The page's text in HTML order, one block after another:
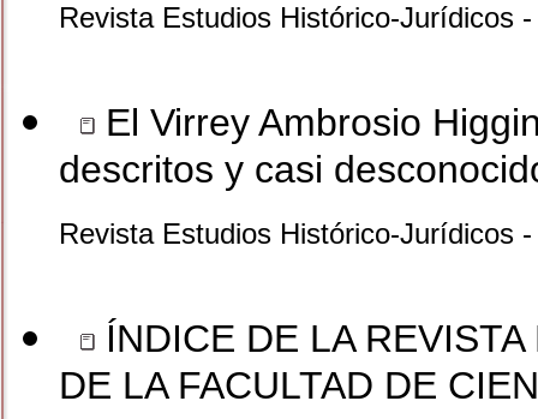
Revista Estudios Histórico-Jurídicos
El Virrey Ambrosio
descritos y casi
Revista Estudios Histórico-Jurídicos
ÍNDICE DE LA
DE LA FACULTAD DE